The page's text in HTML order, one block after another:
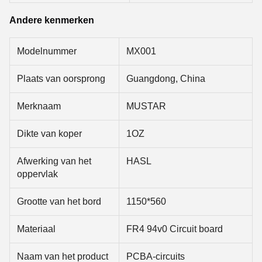
Andere kenmerken
Modelnummer MX001
Plaats van oorsprong Guangdong, China
Merknaam MUSTAR
Dikte van koper 1OZ
Afwerking van het
oppervlak
HASL
Grootte van het bord 1150*560
Materiaal FR4 94v0 Circuit board
Naam van het product PCBA-circuits